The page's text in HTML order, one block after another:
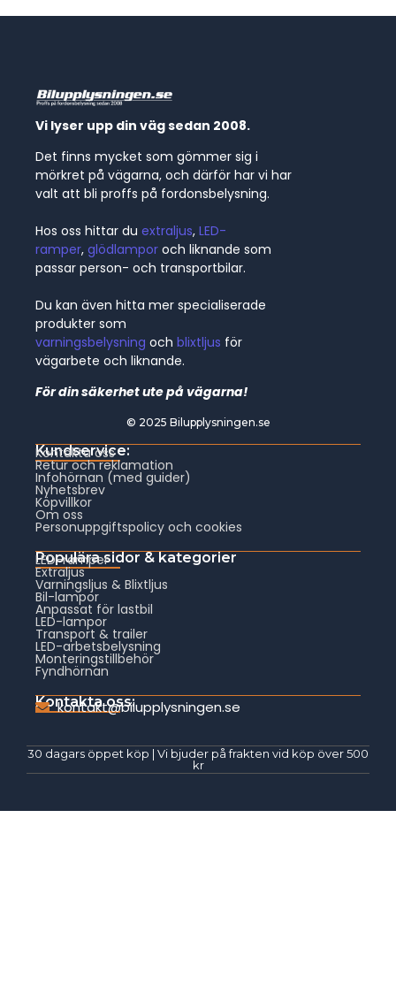
Vi lyser upp din väg sedan 2008.
Det finns mycket som gömmer sig i
mörkret på vägarna, och därför har vi har
valt att bli proffs på fordonsbelysning.
Hos oss hittar du extraljus, LED-
ramper, glödlampor och liknande som
passar person- och transportbilar.
Du kan även hitta mer specialiserade
produkter som
varningsbelysning och blixtljus för
vägarbete och liknande.
För din säkerhet ute på vägarna!
© 2025 Bilupplysningen.se
Kundservice:
Kontakta oss
Retur och reklamation
Infohörnan (med guider)
Nyhetsbrev
Köpvillkor
Om oss
Personuppgiftspolicy och cookies
Populära sidor & kategorier
LED-ramper
Extraljus
Varningsljus & Blixtljus
Bil-lampor
Anpassat för lastbil
LED-lampor
Transport & trailer
LED-arbetsbelysning
Monteringstillbehör
Fyndhörnan
Kontakta oss:
kontakt@bilupplysningen.se
30 dagars öppet köp | Vi bjuder på frakten vid köp över 500
kr